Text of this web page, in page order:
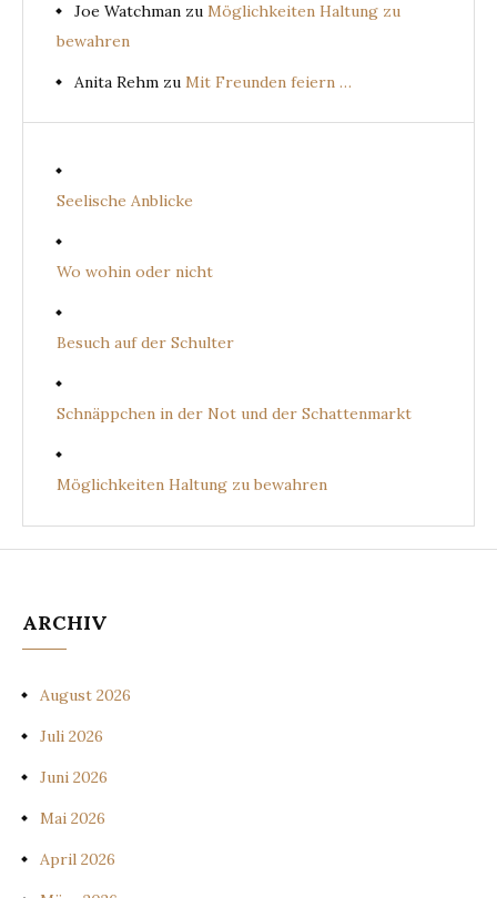
Joe Watchman zu Möglichkeiten Haltung zu
bewahren
Anita Rehm zu Mit Freunden feiern …
Seelische Anblicke
Wo wohin oder nicht
Besuch auf der Schulter
Schnäppchen in der Not und der Schattenmarkt
Möglichkeiten Haltung zu bewahren
ARCHIV
August 2026
Juli 2026
Juni 2026
Mai 2026
April 2026